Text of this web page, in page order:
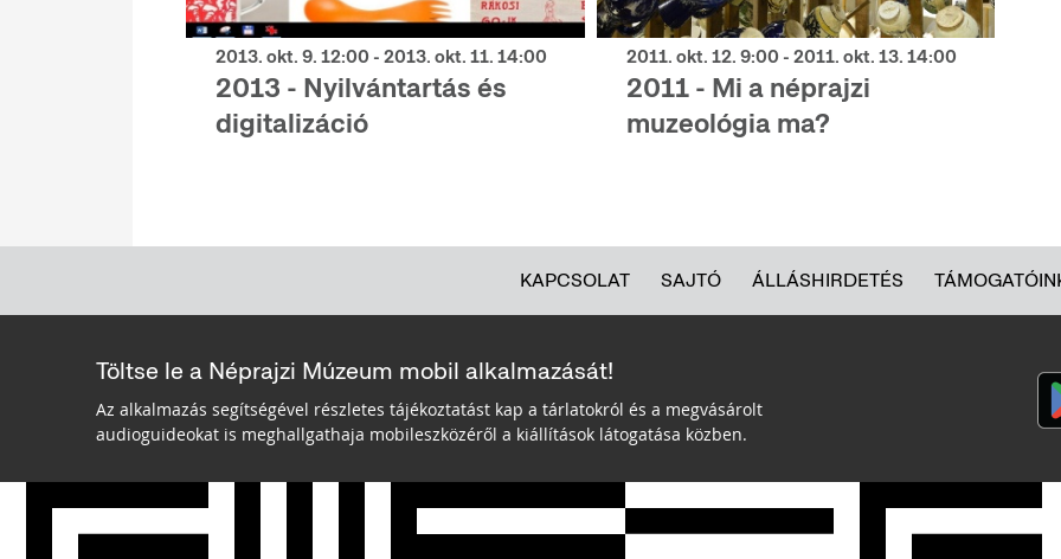
2013. okt. 9. 12:00 - 2013. okt. 11. 14:00
2013 - Nyilvántartás és
digitalizáció
2011. okt. 12. 9:00 - 2011. okt. 13. 14:00
2011 - Mi a néprajzi
muzeológia ma?
KAPCSOLAT SAJTÓ ÁLLÁSHIRDETÉS
Töltse le a Néprajzi Múzeum mobil alkalmazását!
Az alkalmazás segítségével részletes tájékoztatást kap a tárlatokról és a megvásárolt
audioguideokat is meghallgathaja mobileszközéről a kiállítások látogatása közben.